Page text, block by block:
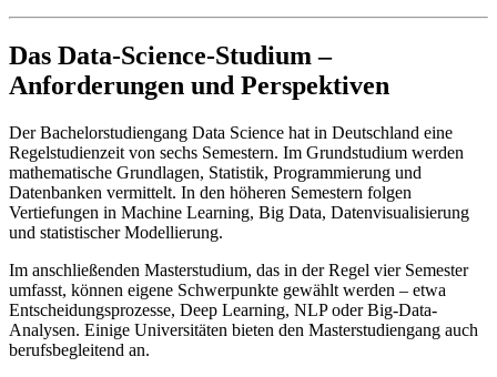
Das Data-Science-Studium –
Anforderungen und Perspektiven
Der Bachelorstudiengang Data Science hat in Deutschland eine
Regelstudienzeit von sechs Semestern. Im Grundstudium werden
mathematische Grundlagen, Statistik, Programmierung und
Datenbanken vermittelt. In den höheren Semestern folgen
Vertiefungen in Machine Learning, Big Data, Datenvisualisierung
und statistischer Modellierung.
Im anschließenden Masterstudium, das in der Regel vier Semester
umfasst, können eigene Schwerpunkte gewählt werden – etwa
Entscheidungsprozesse, Deep Learning, NLP oder Big-Data-
Analysen. Einige Universitäten bieten den Masterstudiengang auch
berufsbegleitend an.